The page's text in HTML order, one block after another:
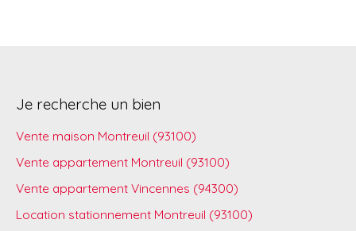
Je recherche un bien
Vente maison Montreuil (93100)
Vente appartement Montreuil (93100)
Vente appartement Vincennes (94300)
Location stationnement Montreuil (93100)